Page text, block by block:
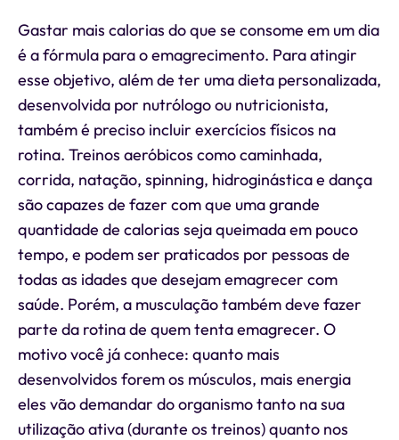
Gastar mais calorias do que se consome em um dia
é a fórmula para o emagrecimento. Para atingir
esse objetivo, além de ter uma dieta personalizada,
desenvolvida por nutrólogo ou nutricionista,
também é preciso incluir exercícios físicos na
rotina. Treinos aeróbicos como caminhada,
corrida, natação, spinning, hidroginástica e dança
são capazes de fazer com que uma grande
quantidade de calorias seja queimada em pouco
tempo, e podem ser praticados por pessoas de
todas as idades que desejam emagrecer com
saúde. Porém, a musculação também deve fazer
parte da rotina de quem tenta emagrecer. O
motivo você já conhece: quanto mais
desenvolvidos forem os músculos, mais energia
eles vão demandar do organismo tanto na sua
utilização ativa (durante os treinos) quanto nos